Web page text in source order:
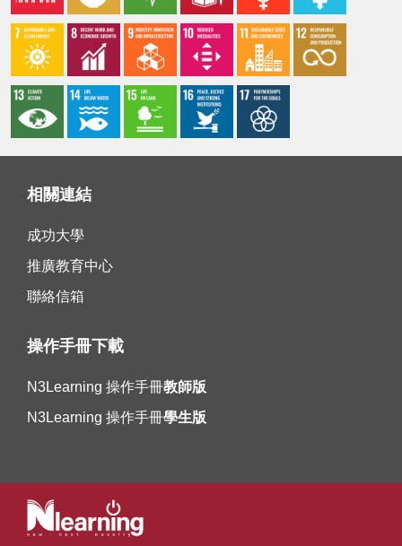
相關連結
成功大學
推廣教育中心
聯絡信箱
操作手冊下載
N3Learning 操作手冊教師版
N3Learning 操作手冊學生版